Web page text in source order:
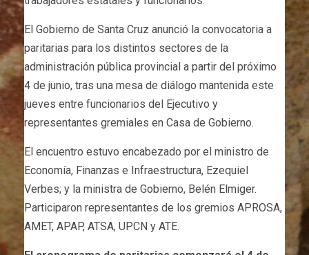
El Gobierno de Santa Cruz anunció la convocatoria a
paritarias para los distintos sectores de la
administración pública provincial a partir del próximo
4 de junio, tras una mesa de diálogo mantenida este
jueves entre funcionarios del Ejecutivo y
representantes gremiales en Casa de Gobierno.
El encuentro estuvo encabezado por el ministro de
Economía, Finanzas e Infraestructura, Ezequiel
Verbes; y la ministra de Gobierno, Belén Elmiger.
Participaron representantes de los gremios APROSA,
AMET, APAP, ATSA, UPCN y ATE.